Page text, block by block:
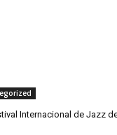
Internacional de Jazz